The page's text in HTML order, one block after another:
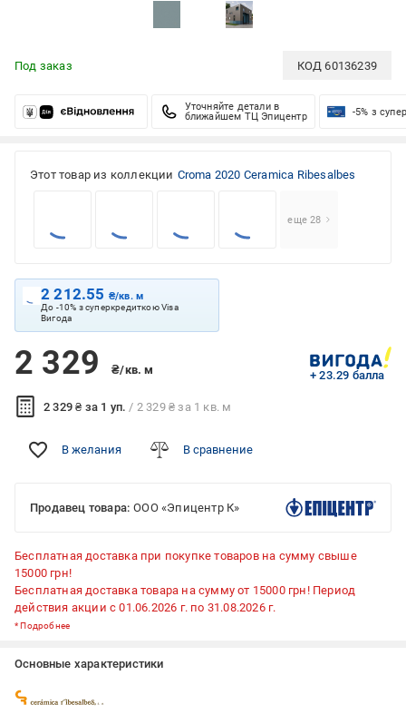
Под заказ КОД60136239
Уточняйте детали в
ближайшем ТЦ Эпицентр
-5% з
Этот товар из коллекции Croma 2020 Ceramica Ribesalbes
еще 28
2 212.55 ₴/кв. м
До -10% з суперкредиткою Visa
Вигода
2 329 ₴/кв. м + 23.29 балла
2 329 ₴ за 1 уп. / 2 329 ₴ за 1 кв. м
В желания В сравнение
Продавец товара: ООО «Эпицентр К»
Бесплатная доставка при покупке товаров на сумму свыше
15000 грн!
Бесплатная доставка товара на сумму от 15000 грн! Период
действия акции с 01.06.2026 г. по 31.08.2026 г.
*Подробнее
Основные характеристики